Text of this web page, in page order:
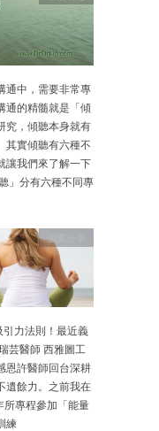
通中，需要非常專
通的精髓就是「傾
究，傾聽本身就有
其實傾聽有六種不
讓我們來了解一下
」分有六種不同專
個案分享
力法則！最近義
芸醫師 西雅圖工
恩許醫師回台深耕
遺餘力。之前我在
專程參加「能量
練